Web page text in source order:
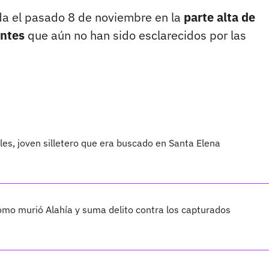
el pasado 8 de noviembre en la parte alta de
que aún no han sido esclarecidos por las
joven silletero que era buscado en Santa Elena
murió Alahía y suma delito contra los capturados